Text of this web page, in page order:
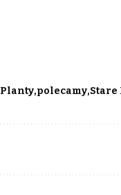
Planty polecamy Stare